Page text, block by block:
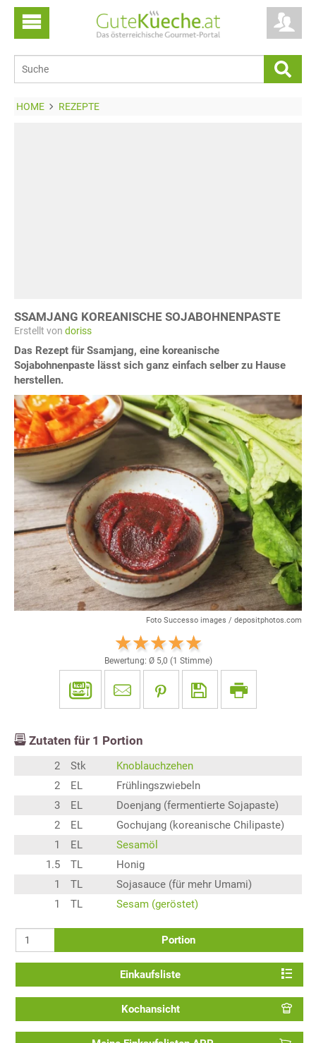
HOME REZEPTE
SSAMJANG KOREANISCHE SOJABOHNENPASTE
Erstellt von doriss
Das Rezept für Ssamjang, eine koreanische
Sojabohnenpaste lässt sich ganz einfach selber zu Hause
herstellen.
Foto Successo images / depositphotos.com
Bewertung: Ø 5,0 (1 Stimme)
Zutaten für 1 Portion
2 Stk
Knoblauchzehen
2
EL
Frühlingszwiebeln
3
EL
Doenjang (fermentierte Sojapaste)
2
EL
Gochujang (koreanische Chilipaste)
1
EL
Sesamöl
1.5
TL
Honig
1
TL
Sojasauce (für mehr Umami)
1
TL Sesam (geröstet)
Portion
Einkaufsliste
Kochansicht